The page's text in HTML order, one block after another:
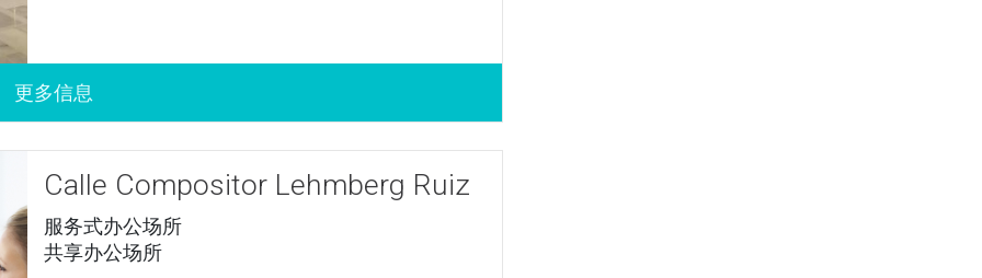
Calle Compositor Lehmberg Ruiz
服务式办公场所
共享办公场所